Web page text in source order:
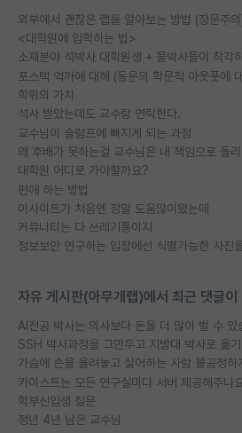
외부에서 괜찮은 랩을 알아보는 방법 (장문주
<대학원에 입학하는 법>
소재분야 석박사 대학원생 + 물박사들이 착각
학위의 가치
석사 받았는데도 교수랑 연락한다.
교수님이 슬럼프에 빠지게 되는 과정
대학원 어디로 가야할까요?
편애 하는 방법
이사이트가 처음엔 정말 도움많이됐는데
커뮤니티는 다 쓰레기통이지
자유 게시판(아무개랩)에서 최근 댓글이
AI전공 박사는 의사보다 돈을 더 많이 벌 수 있
가슴에 손을 올려놓고 싫어하는 사람 불공정하
카이스트는 모든 연구실마다 서버 제공해주나
학부신입생 질문
정년 4년 남은 교수님